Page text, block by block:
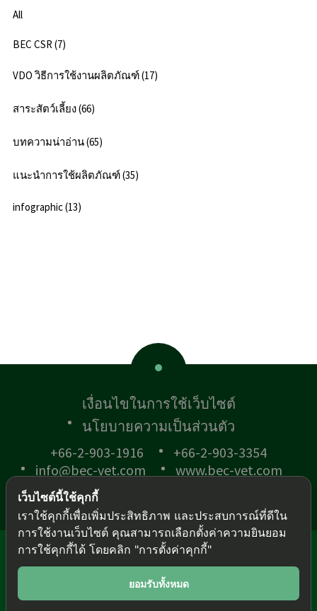
All
BEC CSR (7)
VDO วิธีการใช้งานผลิตภัณฑ์ (17)
สาระสัตว์เลี้ยง (66)
บทความน่าอ่าน (65)
แนะนำการใช้ผลิตภัณฑ์ (35)
infographic (13)
เงื่อนไขในการใช้เว็บไซต์
นโยบายความเป็นส่วนตัว
+66-2-903-1916
+66-2-903-3354
info@bec-vet.com
www.bec-vet.com
© BEC-VET 2018 .All rights reserved.
This site is protected by reCAPTCHA and theGoogle
andTerms of Service
เว็บไซต์นี้ใช้คุกกี้
เราใช้คุกกี้เพื่อเพิ่มประสิทธิภาพ และประสบการณ์ที่ดีใน
การใช้งานเว็บไซต์ คุณสามารถเลือกตั้งค่าความยินยอม
การใช้คุกกี้ได้ โดยคลิก "การตั้งค่าคุกกี้"
ยอมรับทั้งหมด